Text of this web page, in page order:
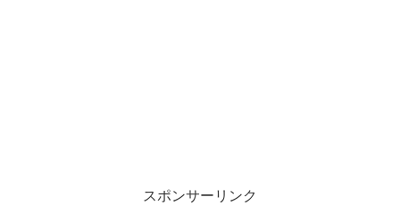
スポンサーリンク